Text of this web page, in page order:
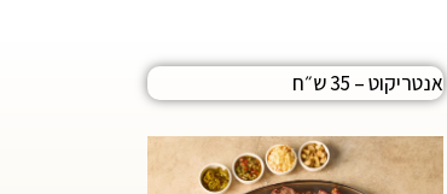
אנטריקוט – 35 ש״ח